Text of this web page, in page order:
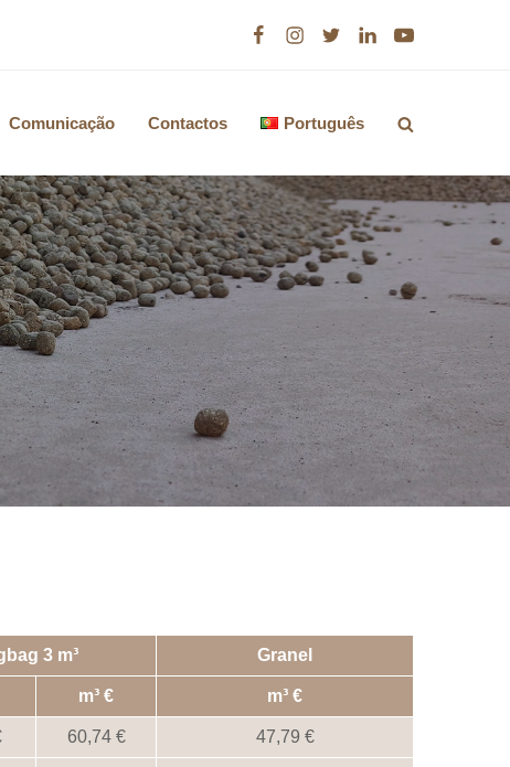
FacebookInstagram
TwitterLinkedIn
Comunicação Contactos Português
3 m³ Granel
m³ m³
60,74 47,79